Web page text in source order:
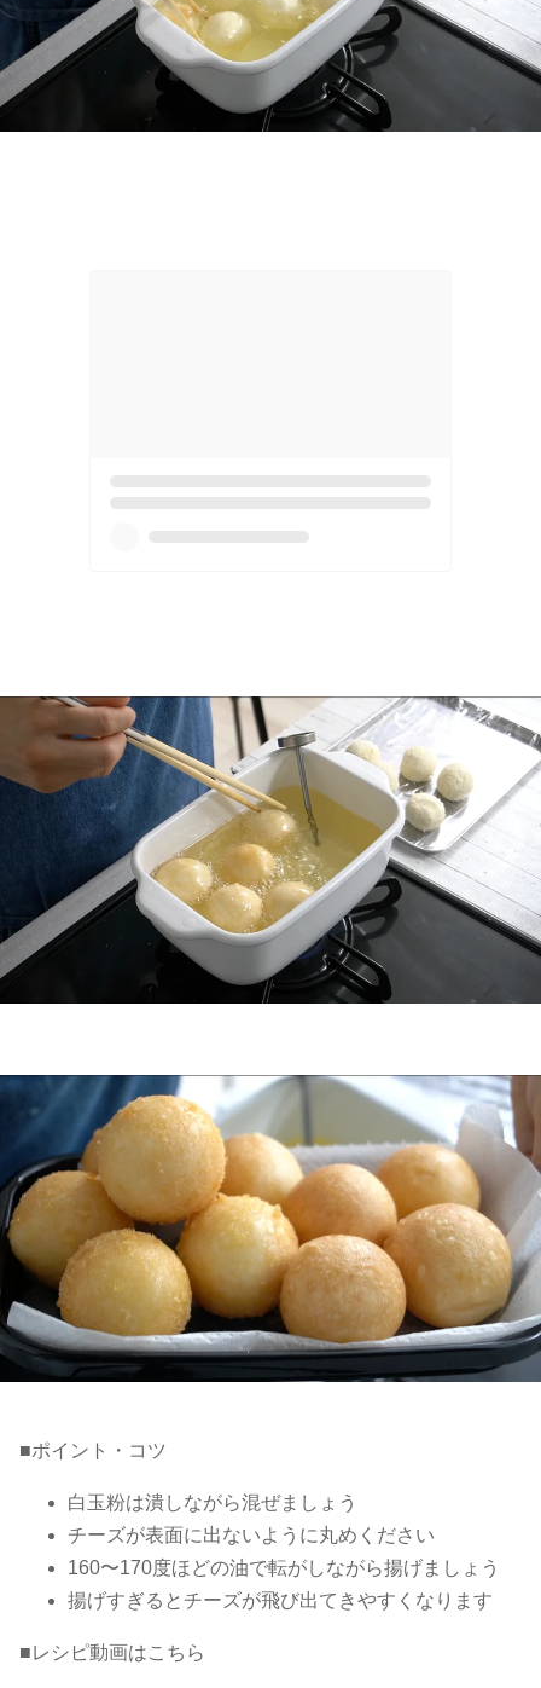
■ポイント・コツ
白玉粉は潰しながら混ぜましょう
チーズが表面に出ないように丸めください
160〜170度ほどの油で転がしながら揚げましょう
揚げすぎるとチーズが飛び出てきやすくなります
■レシピ動画はこちら